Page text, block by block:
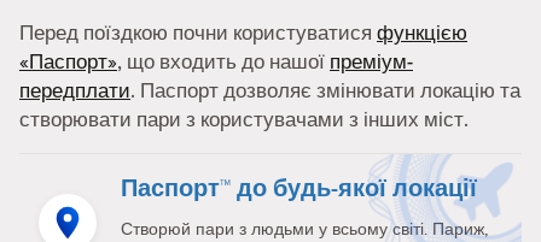
Перед поїздкою почни користуватися функцією
«Паспорт», що входить до нашої преміум-
передплати. Паспорт дозволяє змінювати локацію та
створювати пари з користувачами з інших міст.
Паспорт™ до будь-якої локації
Створюй пари з людьми у всьому світі. Париж,